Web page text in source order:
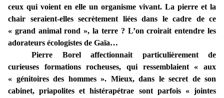
ceux qui voient en elle un organisme vivant. La pierre et la
chair seraient-elles secrètement liées dans le cadre de ce
« grand animal rond », la terre ? L’on croirait entendre les
adorateurs écologistes de Gaïa…
Pierre Borel affectionnait particulièrement de
curieuses formations rocheuses, qui ressemblaient « aux
« génitoires des hommes ». Mieux, dans le secret de son
cabinet, priapolites et histérapétrae sont parfois « jointes